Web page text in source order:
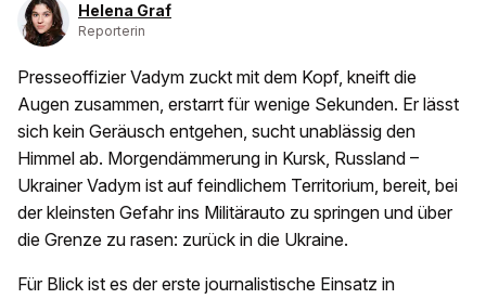
Helena Graf
Reporterin
Presseoffizier Vadym zuckt mit dem Kopf, kneift die
Augen zusammen, erstarrt für wenige Sekunden. Er lässt
sich kein Geräusch entgehen, sucht unablässig den
Himmel ab. Morgendämmerung in Kursk, Russland –
Ukrainer Vadym ist auf feindlichem Territorium, bereit, bei
der kleinsten Gefahr ins Militärauto zu springen und über
die Grenze zu rasen: zurück in die Ukraine.
Für Blick ist es der erste journalistische Einsatz in